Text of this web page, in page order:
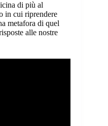
di più al
in cui riprendere
metafora di quel
alle nostre